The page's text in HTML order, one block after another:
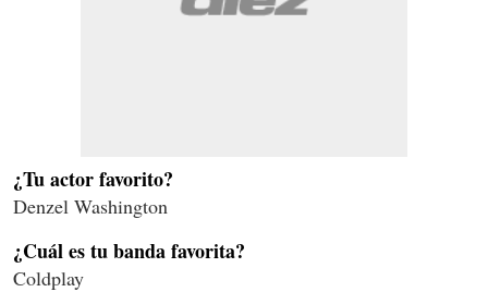
¿Tu actor favorito?
Denzel Washington
¿Cuál es tu banda favorita?
Coldplay